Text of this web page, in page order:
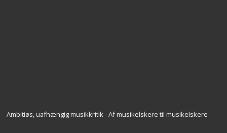
Ambitiøs, uafhængig musikkritik - Af musikelskere til musikelskere